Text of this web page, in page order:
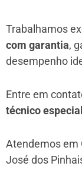
Trabalhamos
com garantia,
desempenho
Entre em
técnico
Atendemos em
José dos